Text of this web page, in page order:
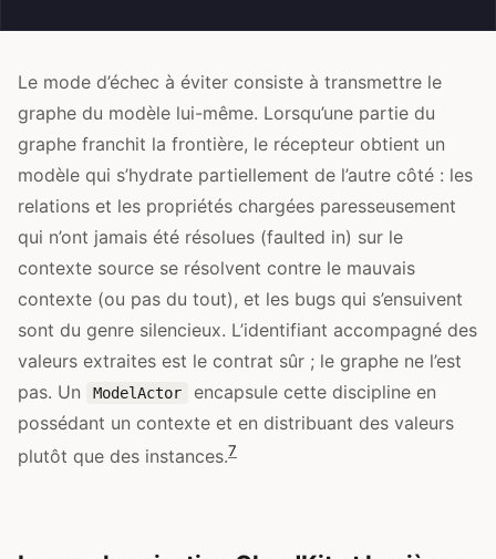
Le mode d’échec à éviter consiste à transmettre le
graphe du modèle lui-même. Lorsqu’une partie du
graphe franchit la frontière, le récepteur obtient un
modèle qui s’hydrate partiellement de l’autre côté : les
relations et les propriétés chargées paresseusement
qui n’ont jamais été résolues (faulted in) sur le
contexte source se résolvent contre le mauvais
contexte (ou pas du tout), et les bugs qui s’ensuivent
sont du genre silencieux. L’identifiant accompagné des
valeurs extraites est le contrat sûr ; le graphe ne l’est
pas. Un
ModelActor
encapsule cette discipline en
possédant un contexte et en distribuant des valeurs
plutôt que des instances.7